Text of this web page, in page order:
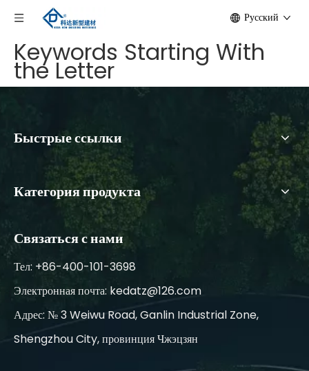
Pусский
Keywords Starting With
the Letter
Быстрые ссылки
Категория продукта
Связаться с нами
Тел: +86-400-101-3698
Электронная почта: kedatz@126.com
Адрес: № 3 Weiwu Road, Ganlin Industrial Zone,
Shengzhou City, провинция Чжэцзян